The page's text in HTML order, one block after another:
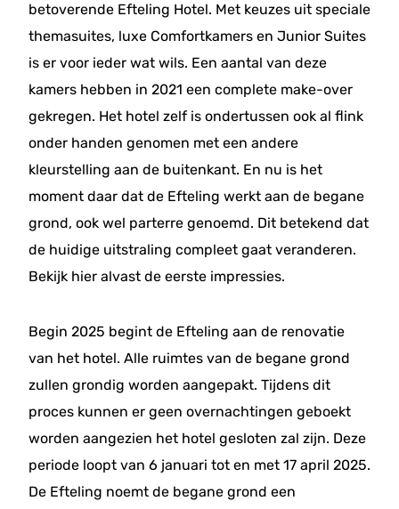
betoverende Efteling Hotel. Met keuzes uit speciale
themasuites, luxe Comfortkamers en Junior Suites
is er voor ieder wat wils. Een aantal van deze
kamers hebben in 2021 een complete make-over
gekregen. Het hotel zelf is ondertussen ook al flink
onder handen genomen met een andere
kleurstelling aan de buitenkant. En nu is het
moment daar dat de Efteling werkt aan de begane
grond, ook wel parterre genoemd. Dit betekend dat
de huidige uitstraling compleet gaat veranderen.
Bekijk hier alvast de eerste impressies.
Begin 2025 begint de Efteling aan de renovatie
van het hotel. Alle ruimtes van de begane grond
zullen grondig worden aangepakt. Tijdens dit
proces kunnen er geen overnachtingen geboekt
worden aangezien het hotel gesloten zal zijn. Deze
periode loopt van 6 januari tot en met 17 april 2025.
De Efteling noemt de begane grond een